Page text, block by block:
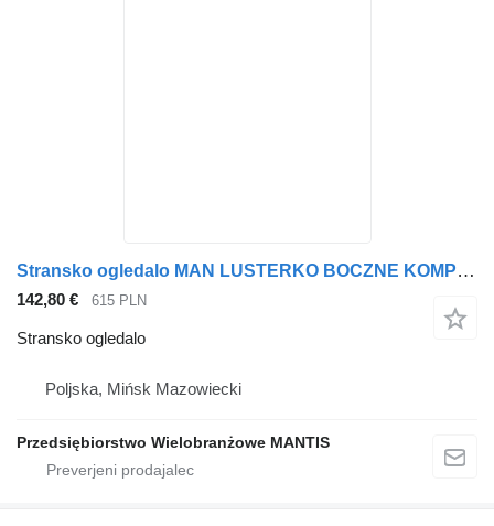
Stransko ogledalo MAN LUSTERKO BOCZNE KOMPLETNE MAN TGX PRAWE za vlačilec
142,80 € 615 PLN
Stransko ogledalo
Poljska, Mińsk Mazowiecki
Przedsiębiorstwo Wielobranżowe MANTIS